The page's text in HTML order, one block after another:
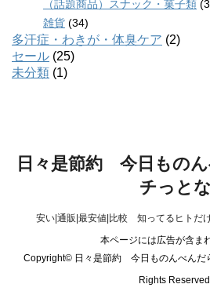
（話題商品）スナック・菓子類
雑貨 (34)
多汗症・わきが・体臭ケア (2)
セール (25)
未分類 (1)
日々是節約 今日もの
チっとな
安い|通販|最安値|比較 知ってるヒトだ
本ページには広告が含ま
Copyright© 日々是節約 今日ものんべんだ
Rights